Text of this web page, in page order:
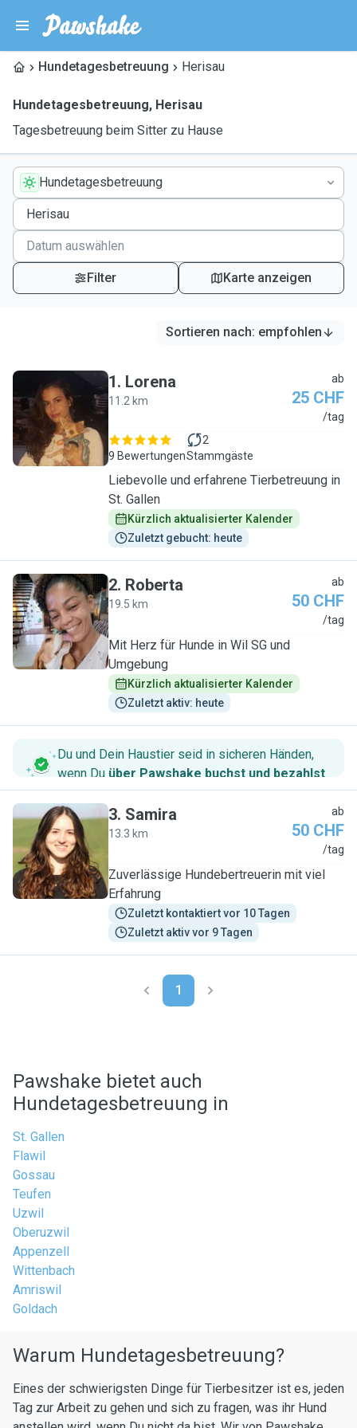
Hundetagesbetreuung Herisau
Hundetagesbetreuung, Herisau
Tagesbetreuung beim Sitter zu Hause
Hundetagesbetreuung
Filter Karte anzeigen
Sortieren nach: empfohlen
L
1. Lorena
11.2 km
ab
25 CHF
/tag
9 Bewertungen
2
Stammgäste
Liebevolle und erfahrene Tierbetreuung in
St. Gallen
Kürzlich aktualisierter Kalender
Zuletzt gebucht: heute
R
2. Roberta
19.5 km
ab
50 CHF
/tag
Mit Herz für Hunde in Wil SG und
Umgebung
Kürzlich aktualisierter Kalender
Zuletzt aktiv: heute
Du und Dein Haustier seid in sicheren Händen,
wenn Du über Pawshake buchst und bezahlst.
S
3. Samira
13.3 km
ab
50 CHF
/tag
Zuverlässige Hundebertreuerin mit viel
Erfahrung
Zuletzt kontaktiert vor 10 Tagen
Zuletzt aktiv vor 9 Tagen
1
Pawshake bietet auch
Hundetagesbetreuung in
St. Gallen
Flawil
Gossau
Teufen
Uzwil
Oberuzwil
Appenzell
Wittenbach
Amriswil
Goldach
Warum Hundetagesbetreuung?
Eines der schwierigsten Dinge für Tierbesitzer ist es, jeden
Tag zur Arbeit zu gehen und sich zu fragen, was ihr Hund